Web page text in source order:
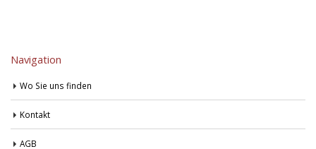
Navigation
Wo Sie uns finden
Kontakt
AGB